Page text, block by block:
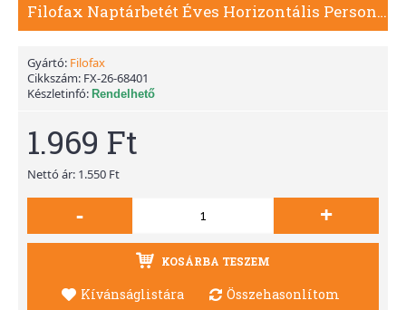
Filofax Naptárbetét Éves Horizontális Personal Fehér 2026
Gyártó: Filofax
Cikkszám: FX-26-68401
Készletinfó: Rendelhető
1.969 Ft
Nettó ár: 1.550 Ft
- +
KOSÁRBA TESZEM
Kívánságlistára Összehasonlítom